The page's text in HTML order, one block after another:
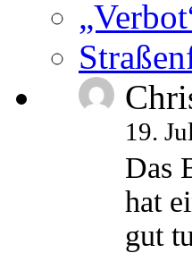
19.
Das
hat
gut